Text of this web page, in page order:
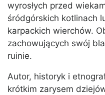
wyrosłych przed
śródgórskich kotlinach
karpackich wierchów.
zachowujących swój
ruinie.
Autor, historyk i
krótkim zarysem